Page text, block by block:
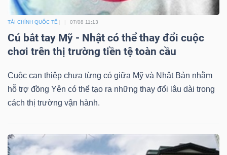
TÀI CHÍNH QUỐC TẾ 07/08 11:13
Cú bắt tay Mỹ - Nhật có thể thay đổi cuộc
chơi trên thị trường tiền tệ toàn cầu
Cuộc can thiệp chưa từng có giữa Mỹ và Nhật Bản nhằm
hỗ trợ đồng Yên có thể tạo ra những thay đổi lâu dài trong
cách thị trường vận hành.
NĂNG
LƯỢNG
NGUYÊN